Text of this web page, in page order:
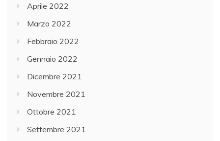
Aprile 2022
Marzo 2022
Febbraio 2022
Gennaio 2022
Dicembre 2021
Novembre 2021
Ottobre 2021
Settembre 2021